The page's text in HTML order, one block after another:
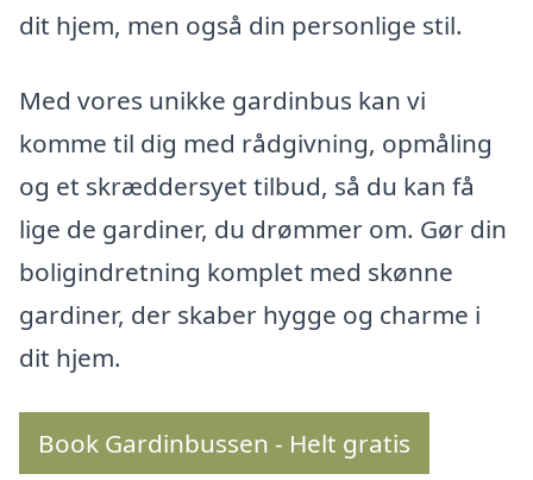
dit hjem, men også din personlige stil.
Med vores unikke gardinbus kan vi
komme til dig med rådgivning, opmåling
og et skræddersyet tilbud, så du kan få
lige de gardiner, du drømmer om. Gør din
boligindretning komplet med skønne
gardiner, der skaber hygge og charme i
dit hjem.
Book Gardinbussen - Helt gratis